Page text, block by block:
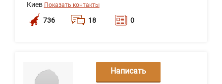
Киев Показать контакты
736 18 0
Написать